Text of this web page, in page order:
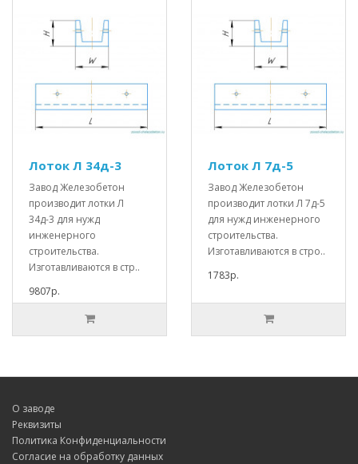
Лоток Л 34д-3
Завод Железобетон
производит лотки Л
34д-3 для нужд
инженерного
строительства.
Изготавливаются в стр..
9807р.
Лоток Л 7д-5
Завод Железобетон
производит лотки Л 7д-5
для нужд инженерного
строительства.
Изготавливаются в стро..
1783р.
О заводе
Реквизиты
Политика Конфиденциальности
Согласие на обработку данных